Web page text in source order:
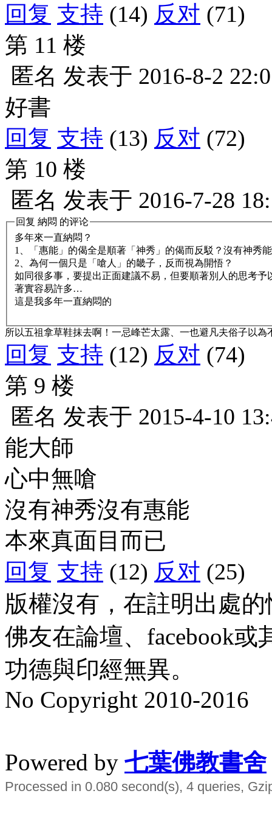
回复 支持 (14) 反对 (71)
第 11 楼
匿名 发表于 2016-8-2
好書
回复 支持 (13) 反对 (72)
第 10 楼
匿名 发表于 2016-7-28
回复 納悶 的评论
多年來一直納悶？
1、「惠能」的偈全是順著「神秀」的偈而反駁？沒有神秀
2、為何一個只是「嗆人」的畿子，反而視為開悟？
如同很多事，要提出正面建議不易，但要順著別人的思考予
著實容易許多…
這是我多年一直納悶的
所以五祖拿草鞋抹去啊！一忌峰芒太露、一也避凡夫俗子以
回复 支持 (12) 反对 (74)
第 9 楼
匿名 发表于 2015-4-10
能大師
心中無嗆
沒有神秀沒有惠能
本來真面目而已
回复 支持 (12) 反对 (25)
版權沒有，在註明出處
佛友在論壇、facebook
功德與印經無異。
No Copyright 2010-2016
Powered by 七葉佛教書舍
Processed in 0.080 second(s), 4 queries,